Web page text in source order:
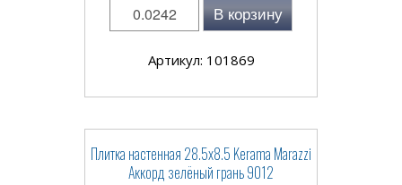
В корзину
Артикул: 101869
Плитка настенная 28.5x8.5 Kerama Marazzi
Аккорд зелёный грань 9012